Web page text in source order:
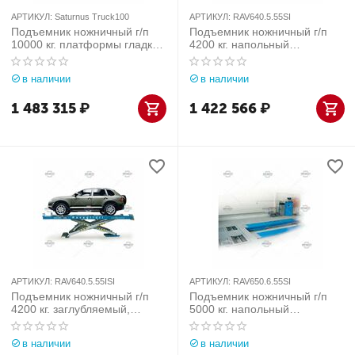
АРТИКУЛ: Saturnus Truck100
Подъемник ножничный г/п
10000 кг. платформы гладкие
Werther-OMA (Италия) арт.
Saturnus Truck100
в наличии
1 483 315₽
АРТИКУЛ: RAV640.5.55SI
Подъемник ножничный г/п
4200 кг. напольный
платформы для сход-
развала с подъем. второго
уровня, с люфт-детектором
RAV640.5.55SI
в наличии
1 422 566₽
АРТИКУЛ: RAV640.5.55ISI
Подъемник ножничный г/п
4200 кг. заглубляемый,
платформы для сход-
развала с подъем. второго
уровня, с люфт-детектором
в наличии
АРТИКУЛ: RAV650.6.55SI
Подъемник ножничный г/п
5000 кг. напольный
платформы гладкие с
подъем. второго уровня, с
люфт-детектором Ravaglioli
в наличии